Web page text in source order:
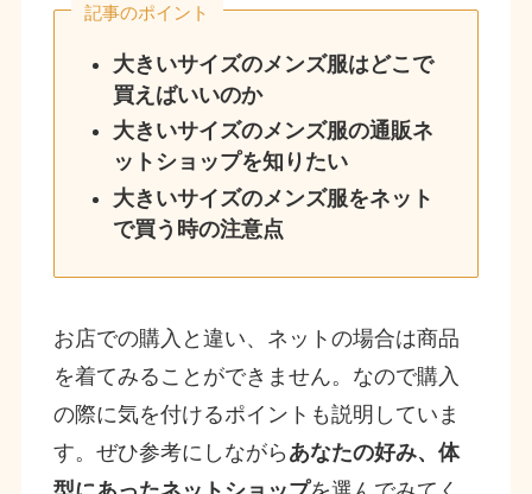
記事のポイント
大きいサイズのメンズ服はどこで
買えばいいのか
大きいサイズのメンズ服の通販ネ
ットショップを知りたい
大きいサイズのメンズ服をネット
で買う時の注意点
お店での購入と違い、ネットの場合は商品
を着てみることができません。なので購入
の際に気を付けるポイントも説明していま
す。ぜひ参考にしながら あなたの好み、体